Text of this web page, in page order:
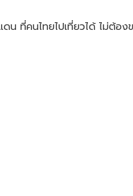
ที่คนไทยไปเที่ยวได้ ไม่ต้อ